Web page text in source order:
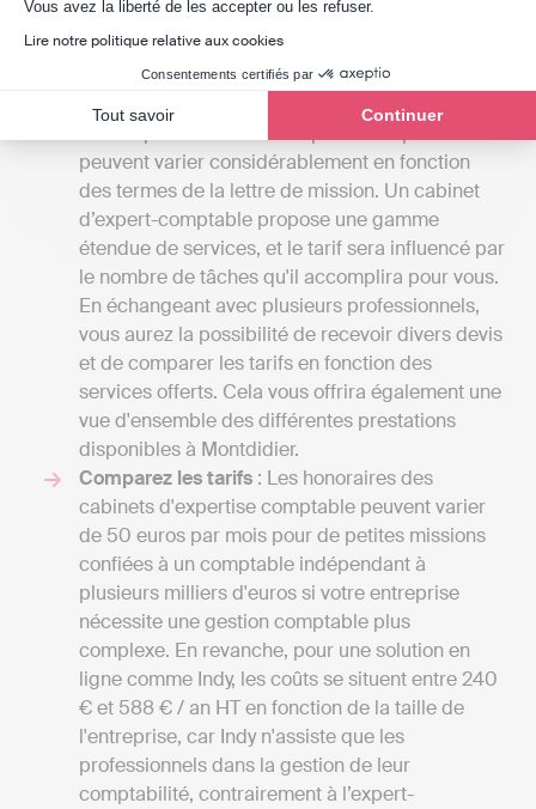
Vous avez la liberté de les accepter ou les refuser.
Lire notre politique relative aux cookies
Consentements certifiés par
Tout savoir Continuer
entreprise soit établie à Montdidier ou ailleurs,
Clarifiez vos besoins
: Les coûts des services
fournis par un cabinet d'experts-comptables
peuvent varier considérablement en fonction
des termes de la lettre de mission. Un cabinet
d’expert-comptable propose une gamme
étendue de services, et le tarif sera influencé par
le nombre de tâches qu'il accomplira pour vous.
En échangeant avec plusieurs professionnels,
vous aurez la possibilité de recevoir divers devis
et de comparer les tarifs en fonction des
services offerts. Cela vous offrira également une
vue d'ensemble des différentes prestations
disponibles à Montdidier.
Comparez les tarifs : Les honoraires des
cabinets d'expertise comptable peuvent varier
de 50 euros par mois pour de petites missions
confiées à un comptable indépendant à
plusieurs milliers d'euros si votre entreprise
nécessite une gestion comptable plus
complexe. En revanche, pour une solution en
ligne comme Indy, les coûts se situent entre 240
€ et 588 € / an HT en fonction de la taille de
l'entreprise, car Indy n'assiste que les
professionnels dans la gestion de leur
comptabilité, contrairement à l’expert-